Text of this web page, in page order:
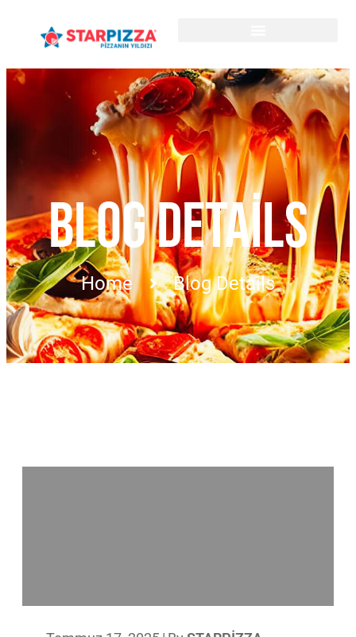
BLOG DETAILS
Home Blog Details